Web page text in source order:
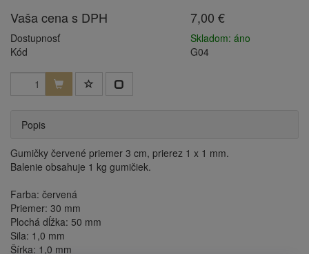
Vaša cena s DPH
7,00 €
Dostupnosť
Skladom: áno
Kód
G04
Popis
Gumičky červené priemer 3 cm, prierez 1 x 1 mm.
Balenie obsahuje 1 kg gumičiek.
Farba: červená
Priemer: 30 mm
Plochá dĺžka: 50 mm
Sila: 1,0 mm
Šírka: 1,0 mm